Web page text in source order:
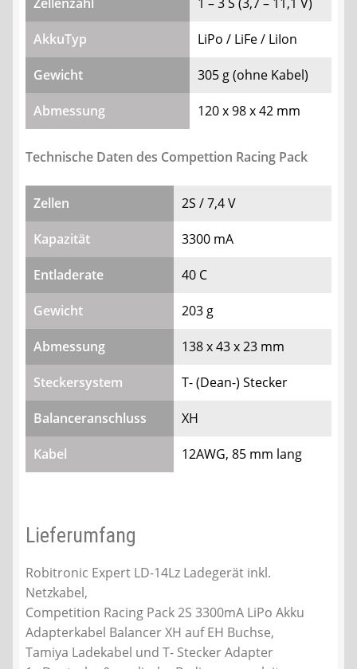
Zellenzahl 1 – 3 S (3,7 – 11,1 V)
AkkuTyp LiPo / LiFe / LiIon
Gewicht 305 g (ohne Kabel)
Abmessung 120 x 98 x 42 mm
Technische Daten des Compettion Racing Pack
Zellen 2S / 7,4 V
Kapazität 3300 mA
Entladerate 40 C
Gewicht 203 g
Abmessung 138 x 43 x 23 mm
Steckersystem T- (Dean-) Stecker
Balanceranschluss XH
Kabel 12AWG, 85 mm lang
Lieferumfang
Robitronic Expert LD-14Lz Ladegerät inkl.
Netzkabel,
Competition Racing Pack 2S 3300mA LiPo Akku
Adapterkabel Balancer XH auf EH Buchse,
Tamiya Ladekabel und T- Stecker Adapter